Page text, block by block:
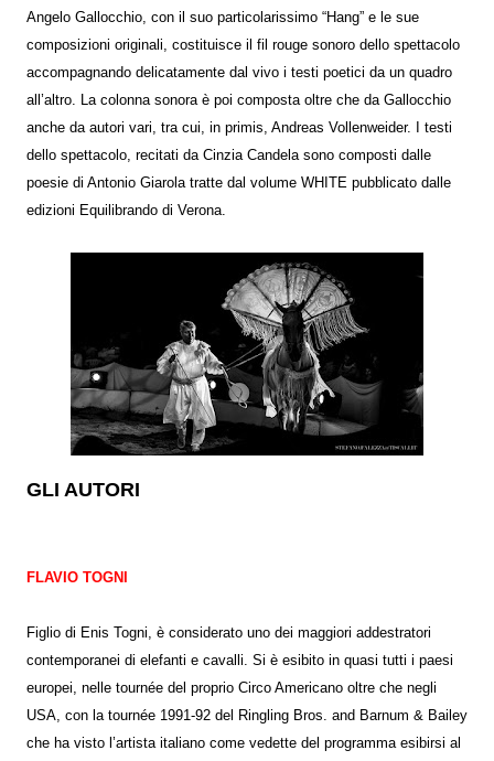
Angelo Gallocchio, con il suo particolarissimo “Hang” e le sue
composizioni originali, costituisce il fil rouge sonoro dello spettacolo
accompagnando delicatamente dal vivo i testi poetici da un quadro
all’altro. La colonna sonora è poi composta oltre che da Gallocchio
anche da autori vari, tra cui, in primis, Andreas Vollenweider. I testi
dello spettacolo, recitati da Cinzia Candela sono composti dalle
poesie di Antonio Giarola tratte dal volume WHITE pubblicato dalle
edizioni Equilibrando di Verona.
GLI AUTORI
FLAVIO TOGNI
Figlio di Enis Togni, è considerato uno dei maggiori addestratori
contemporanei di elefanti e cavalli. Si è esibito in quasi tutti i paesi
europei, nelle tournée del proprio Circo Americano oltre che negli
USA, con la tournée 1991-92 del Ringling Bros. and Barnum & Bailey
che ha visto l’artista italiano come vedette del programma esibirsi al